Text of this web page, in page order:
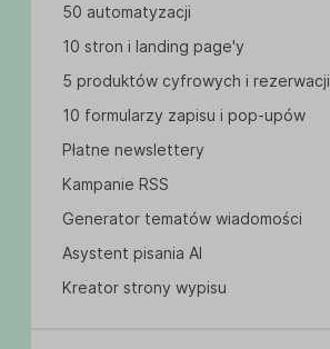
50 automatyzacji
10 stron i landing page'y
5 produktów cyfrowych i rezerwacji
10 formularzy zapisu i pop-upów
Płatne newslettery
Kampanie RSS
Generator tematów wiadomości
Asystent pisania AI
Kreator strony wypisu